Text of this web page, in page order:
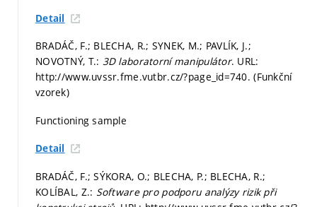
Detail
BRADÁČ, F.; BLECHA, R.; SYNEK, M.; PAVLÍK, J.;
NOVOTNÝ, T.: 3D laboratorní manipulátor. URL:
http://www.uvssr.fme.vutbr.cz/?page_id=740. (Funkční
vzorek)
Functioning sample
Detail
BRADÁČ, F.; SÝKORA, O.; BLECHA, P.; BLECHA, R.;
KOLÍBAL, Z.: Software pro podporu analýzy rizik při